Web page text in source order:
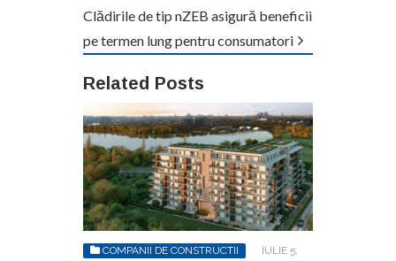
Clădirile de tip nZEB asigură beneficii
pe termen lung pentru consumatori
Related Posts
COMPANII DE CONSTRUCTII
IULIE 5,